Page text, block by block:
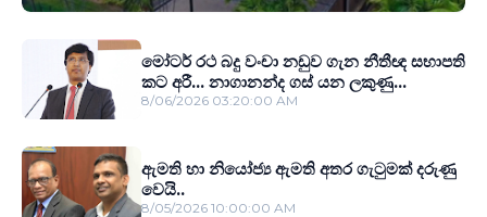
මෝටර් රථ බදු වංචා නඩුව ගැන නීතීඥ සභාපති
කට අරී... නාගානන්ද ගස් යන ලකුණු...
8/06/2026 03:20:00 AM
ඇමති හා නියෝජ්‍ය ඇමති අතර ගැටුමක් දරුණු
වෙයි..
8/05/2026 10:00:00 AM